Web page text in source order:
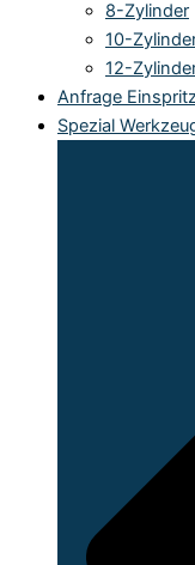
8-Zylinder
10-
12-
Anfrage
Spezial